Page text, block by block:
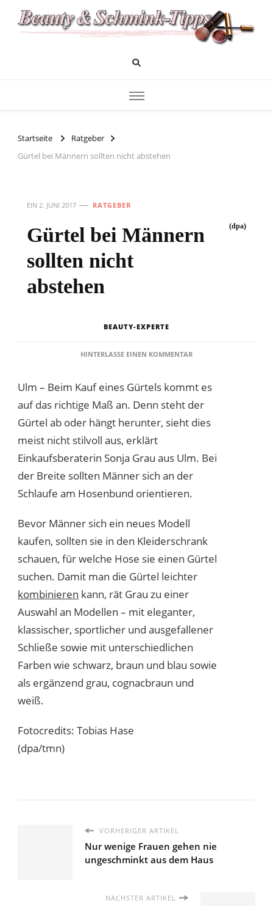
Beauty und Schminktipps
Startseite
Ratgeber
Gürtel bei Männern sollten nicht abstehen
EIN 2. JUNI 2017 RATGEBER
Gürtel bei Männern
sollten nicht
abstehen
(dpa)
BEAUTY-EXPERTE
HINTERLASSE EINEN KOMMENTARZU
MÄNNERN
SOLLTEN
NICHT
ABSTEHEN
Ulm – Beim Kauf eines Gürtels kommt es
auf das richtige Maß an. Denn steht der
Gürtel ab oder hängt herunter, sieht dies
meist nicht stilvoll aus, erklärt
Einkaufsberaterin Sonja Grau aus Ulm. Bei
der Breite sollten Männer sich an der
Schlaufe am Hosenbund orientieren.
Bevor Männer sich ein neues Modell
kaufen, sollten sie in den Kleiderschrank
schauen, für welche Hose sie einen Gürtel
suchen. Damit man die Gürtel leichter
kombinieren kann, rät Grau zu einer
Auswahl an Modellen – mit eleganter,
klassischer, sportlicher und ausgefallener
Schließe sowie mit unterschiedlichen
Farben wie schwarz, braun und blau sowie
als ergänzend grau, cognacbraun und
weiß.
Fotocredits: Tobias Hase
(dpa/tmn)
VORHERIGER ARTIKEL
Nur wenige Frauen gehen nie
ungeschminkt aus dem Haus
NÄCHSTER ARTIKEL